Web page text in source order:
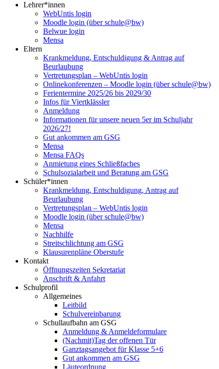
Lehrer*innen
WebUntis login
Moodle login (über schule@bw)
Belwue login
Mensa
Eltern
Krankmeldung, Entschuldigung & Antrag auf
Beurlaubung
Vertretungsplan – WebUntis login
Onlinekonferenzen – Moodle login (über schule@bw)
Ferientermine 2025/26 bis 2029/30
Infos für Viertklässler
Anmeldung
Informationen für unsere neuen 5er im Schuljahr
2026/27!
Gut ankommen am GSG
Mensa
Mensa FAQs
Anmietung eines Schließfaches
Schulsozialarbeit und Beratung am GSG
Schüler*innen
Krankmeldung, Entschuldigung, Antrag auf
Beurlaubung
Vertretungsplan – WebUntis login
Moodle login (über schule@bw)
Mensa
Nachhilfe
Streitschlichtung am GSG
Klausurenpläne Oberstufe
Kontakt
Öffnungszeiten Sekretariat
Anschrift & Anfahrt
Schulprofil
Allgemeines
Leitbild
Schulvereinbarung
Schullaufbahn am GSG
Anmeldung & Anmeldeformulare
(Nachmit)Tag der offenen Tür
Ganztagsangebot für Klasse 5+6
Gut ankommen am GSG
Läuteordnung